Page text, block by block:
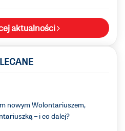
aktualności
nowym Wolontariuszem,
– i co dalej?